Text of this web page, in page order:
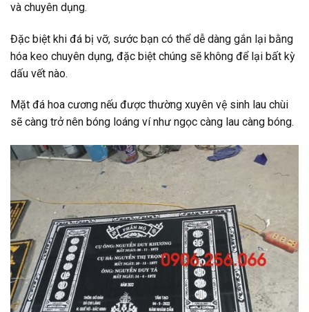
và chuyên dụng.
Đặc biệt khi đá bị vỡ, sước bạn có thể dễ dàng gắn lại bằng
hóa keo chuyên dụng, đặc biệt chúng sẽ không để lại bất kỳ
dấu vết nào.
Mặt đá hoa cương nếu được thường xuyên vệ sinh lau chùi
sẽ càng trở nên bóng loáng ví như ngọc càng lau càng bóng.